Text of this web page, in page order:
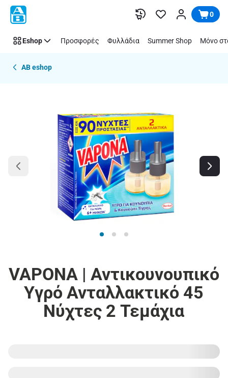
Παράλειψη 0
Eshop Προσφορές Φυλλάδια Summer Shop Μόνο
AB eshop
VAPONA | Αντικουνουπικό
Υγρό Ανταλλακτικό 45
Νύχτες 2 Τεμάχια